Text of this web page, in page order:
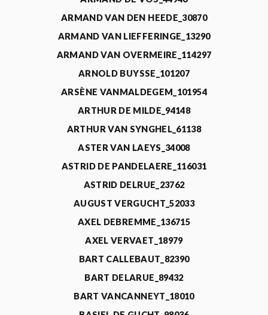
ARMAND VAN DEN HEEDE_30870
ARMAND VAN LIEFFERINGE_13290
ARMAND VAN OVERMEIRE_114297
ARNOLD BUYSSE_101207
ARSÈNE VANMALDEGEM_101954
ARTHUR DE MILDE_94148
ARTHUR VAN SYNGHEL_61138
ASTER VAN LAEYS_34008
ASTRID DE PANDELAERE_116031
ASTRID DELRUE_23762
AUGUST VERGUCHT_52033
AXEL DEBREMME_136715
AXEL VERVAET_18979
BART CALLEBAUT_82390
BART DELARUE_89432
BART VANCANNEYT_18010